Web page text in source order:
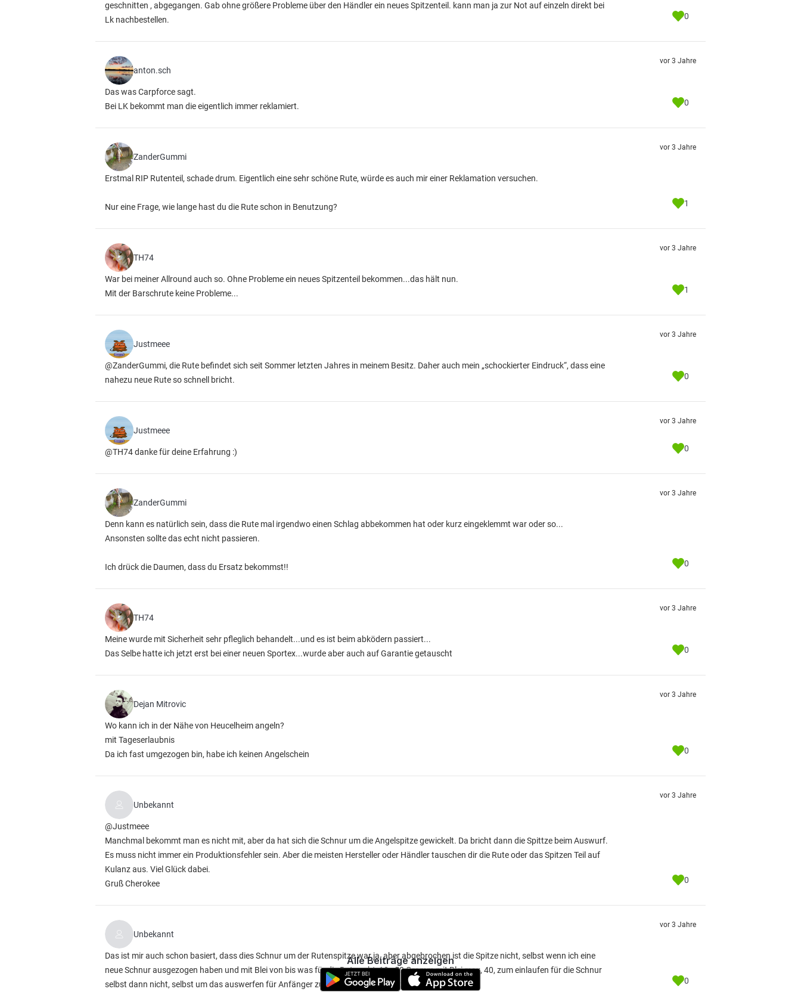
geschnitten , abgegangen. Gab ohne größere Probleme über den Händler ein neues Spitzenteil. kann man ja zur Not auf einzeln direkt bei
Lk nachbestellen.
0
anton.sch
Das was Carpforce sagt.
Bei LK bekommt man die eigentlich immer reklamiert.
vor 3 Jahre
0
ZanderGummi
Erstmal RIP Rutenteil, schade drum. Eigentlich eine sehr schöne Rute, würde es auch mir einer Reklamation versuchen.
Nur eine Frage, wie lange hast du die Rute schon in Benutzung?
vor 3 Jahre
1
TH74
War bei meiner Allround auch so. Ohne Probleme ein neues Spitzenteil bekommen...das hält nun.
Mit der Barschrute keine Probleme...
vor 3 Jahre
1
Justmeee
@ZanderGummi, die Rute befindet sich seit Sommer letzten Jahres in meinem Besitz. Daher auch mein „schockierter Eindruck“, dass eine
nahezu neue Rute so schnell bricht.
vor 3 Jahre
0
Justmeee
@TH74 danke für deine Erfahrung :)
vor 3 Jahre
0
ZanderGummi
Denn kann es natürlich sein, dass die Rute mal irgendwo einen Schlag abbekommen hat oder kurz eingeklemmt war oder so...
Ansonsten sollte das echt nicht passieren.
Ich drück die Daumen, dass du Ersatz bekommst!!
vor 3 Jahre
0
TH74
Meine wurde mit Sicherheit sehr pfleglich behandelt...und es ist beim abködern passiert...
Das Selbe hatte ich jetzt erst bei einer neuen Sportex...wurde aber auch auf Garantie getauscht
vor 3 Jahre
0
Dejan Mitrovic
Wo kann ich in der Nähe von Heucelheim angeln?
mit Tageserlaubnis
Da ich fast umgezogen bin, habe ich keinen Angelschein
vor 3 Jahre
0
Unbekannt
@Justmeee
Manchmal bekommt man es nicht mit, aber da hat sich die Schnur um die Angelspitze gewickelt. Da bricht dann die Spittze beim Auswurf.
Es muss nicht immer ein Produktionsfehler sein. Aber die meisten Hersteller oder Händler tauschen dir die Rute oder das Spitzen Teil auf
Kulanz aus. Viel Glück dabei.
Gruß Cherokee
vor 3 Jahre
0
Unbekannt
Das ist mir auch schon basiert, dass dies Schnur um der Rutenspitze war ja, aber abgebrochen ist die Spitze nicht, selbst wenn ich eine
neue Schnur ausgezogen haben und mit Blei von bis was für die Rute geht, 10 - 50 Gramm mit Blei max, 40, zum einlaufen für die Schnur
selbst dann nicht, selbst um das auswerfen für Anfänger zu üben, selbst dann nicht, Spinnrute
vor 3 Jahre
0
Alle Beiträge anzeigen